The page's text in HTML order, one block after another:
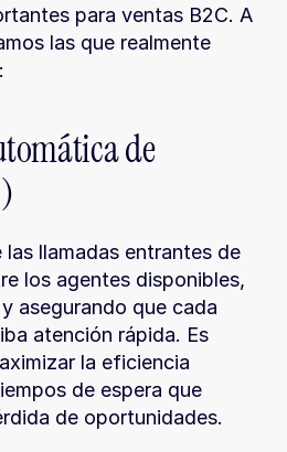
para ventas B2C. A
las que realmente
de
llamadas entrantes de
los agentes disponibles,
asegurando que cada
atención rápida. Es
la eficiencia
de espera que
de oportunidades.